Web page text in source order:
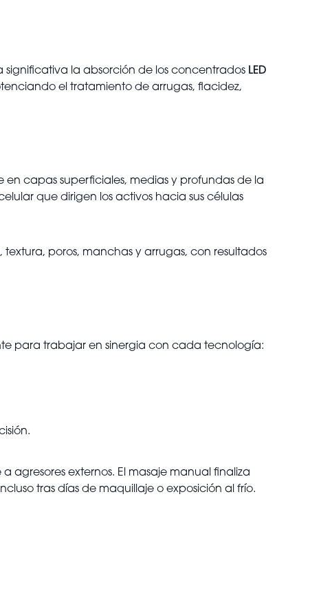
la absorción de los concentrados LED
el tratamiento de arrugas, flacidez,
capas superficiales, medias y profundas de la
que dirigen los activos hacia sus células
poros, manchas y arrugas, con resultados
para trabajar en sinergia con cada tecnología:
externos. El masaje manual finaliza
tras días de maquillaje o exposición al frío.